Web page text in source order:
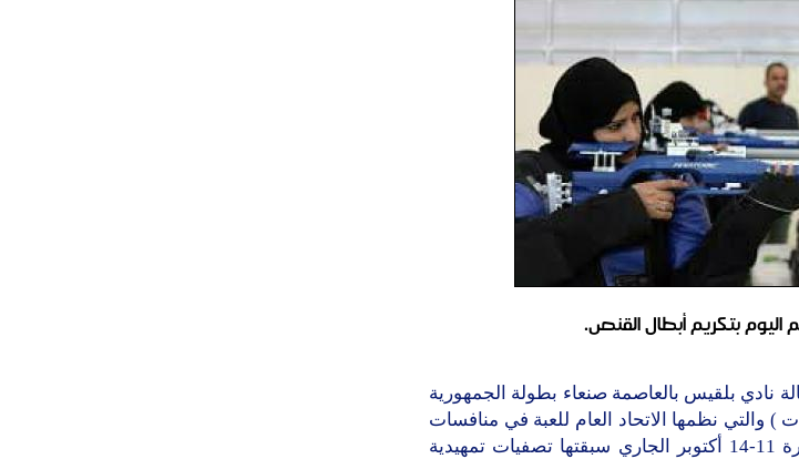
بتكريم أبطال القنص.
نادي بلقيس بالعاصمة صنعاء بطولة الجمهورية
) والتي نظمها الاتحاد العام للعبة في منافسات
(البندقية والمسدس ) خلال الفترة 11-14 أكتوبر الجاري سبقتها تصفيات تمهيدية